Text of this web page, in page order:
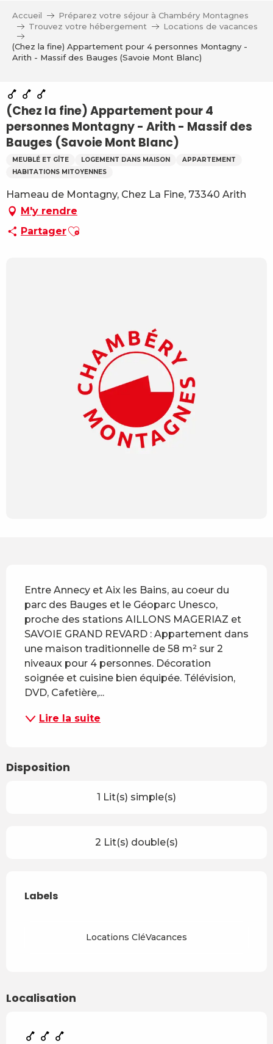
contenu
principal
Accueil
Préparez votre séjour à Chambéry Montagnes
Trouvez votre hébergement
Locations de vacances
(Chez la fine) Appartement pour 4 personnes Montagny -
Arith - Massif des Bauges (Savoie Mont Blanc)
(Chez la fine) Appartement pour 4
personnes Montagny - Arith - Massif des
Bauges (Savoie Mont Blanc)
MEUBLÉ ET GÎTE LOGEMENT DANS MAISON
APPARTEMENT
HABITATIONS MITOYENNES
Hameau de Montagny, Chez La Fine, 73340 Arith
M'y rendre
PartagerAjouter aux favoris
Entre Annecy et Aix les Bains, au coeur du
parc des Bauges et le Géoparc Unesco,
proche des stations AILLONS MAGERIAZ et
SAVOIE GRAND REVARD : Appartement dans
une maison traditionnelle de 58 m² sur 2
niveaux pour 4 personnes. Décoration
soignée et cuisine bien équipée. Télévision,
DVD, Cafetière,...
Lire la suite
Disposition
1 Lit(s) simple(s)
2 Lit(s) double(s)
Labels
Labels
Locations CléVacances
Localisation